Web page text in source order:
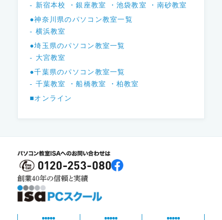
- 新宿本校
・銀座教室 ・池袋教室
・南砂教室
●神奈川県のパソコン教室一覧
- 横浜教室
●埼玉県のパソコン教室一覧
- 大宮教室
●千葉県のパソコン教室一覧
- 千葉教室
・船橋教室
・柏教室
■オンライン